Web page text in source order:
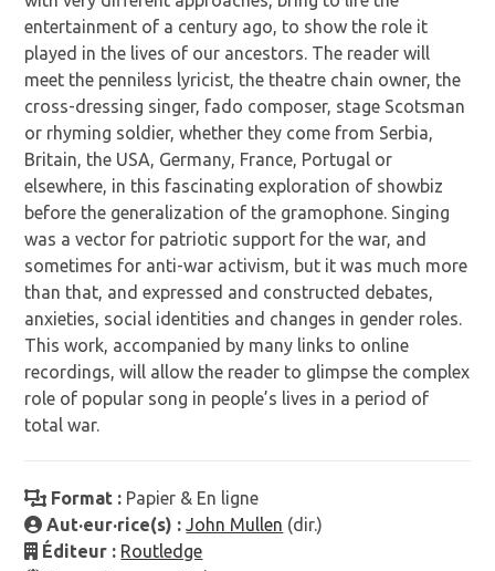
entertainment of a century ago, to show the role it
played in the lives of our ancestors. The reader will
meet the penniless lyricist, the theatre chain owner, the
cross-dressing singer, fado composer, stage Scotsman
or rhyming soldier, whether they come from Serbia,
Britain, the USA, Germany, France, Portugal or
elsewhere, in this fascinating exploration of showbiz
before the generalization of the gramophone. Singing
was a vector for patriotic support for the war, and
sometimes for anti-war activism, but it was much more
than that, and expressed and constructed debates,
anxieties, social identities and changes in gender roles.
This work, accompanied by many links to online
recordings, will allow the reader to glimpse the complex
role of popular song in people’s lives in a period of
total war.
Format : Papier & En ligne
Aut·eur·rice(s) : John Mullen (dir.)
Éditeur : Routledge